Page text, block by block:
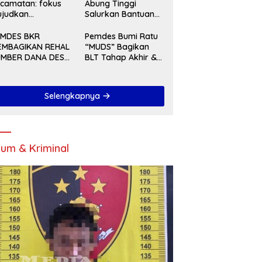
fokus
dan
Tahun 2027
Abung Tinggi
Salurkan Bantuan
Kepada KPM
BKR
REHAL
DANA DESA
Pemdes Bumi Ratu
“MUDS” Bagikan
BLT Tahap Akhir &
Tahun 2024
Selengkapnya
& Kriminal